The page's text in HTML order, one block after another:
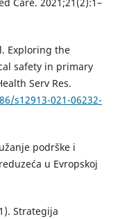
Exploring the
safety in primary
Serv Res.
s12913-021-06232-
podrške i
u Evropskoj
Strategija